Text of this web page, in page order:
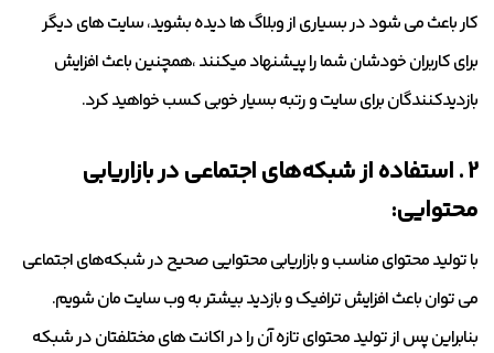
کار باعث می شود در بسیاری از وبلاگ ها دیده بشوید، سایت های دیگر
برای کاربران خودشان شما را پیشنهاد میکنند ،همچنین باعث افزایش
بازدیدکنندگان برای سایت و رتبه بسیار خوبی کسب خواهید کرد.
2 . استفاده از شبکه‌های اجتماعی در بازاریابی
محتوایی:
با تولید محتوای مناسب و بازاریابی محتوایی صحیح در شبکه‌های اجتماعی
می توان باعث افزایش ترافیک و بازدید بیشتر به وب‌ سایت مان شویم.
بنابراین پس از تولید محتوای تازه آن را در اکانت های مختلفتان در شبکه